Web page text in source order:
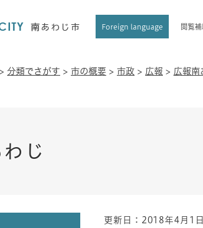
Foreign language 閲覧補
> 分類でさがす > 市の概要 > 市政 > 広報 > 広報南
じ
本
更新日：2018年4月1